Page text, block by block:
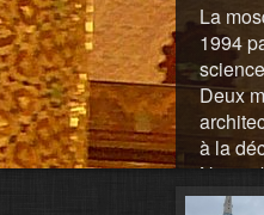
La
1994
Deux
à la
https://